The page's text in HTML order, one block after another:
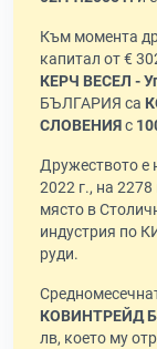
Към момента
капитал от €
КЕРЧ ВЕСЕЛ -
БЪЛГАРИЯ са
СЛОВЕНИЯс
Дружеството е
2022 г., на
място в
индустрия по
руди.
КОВИНТРЕЙД
лв, което му